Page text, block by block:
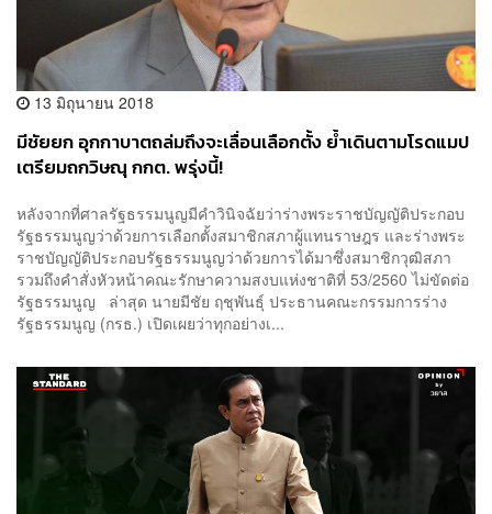
13 มิถุนายน 2018
มีชัยยก อุกกาบาตถล่มถึงจะเลื่อนเลือกตั้ง ย้ำเดินตามโรดแมป
เตรียมถกวิษณุ กกต. พรุ่งนี้!
หลังจากที่ศาลรัฐธรรมนูญมีคำวินิจฉัยว่าร่างพระราชบัญญัติประกอบ
รัฐธรรมนูญว่าด้วยการเลือกตั้งสมาชิกสภาผู้แทนราษฎร และร่างพระ
ราชบัญญัติประกอบรัฐธรรมนูญว่าด้วยการได้มาซึ่งสมาชิกวุฒิสภา
รวมถึงคำสั่งหัวหน้าคณะรักษาความสงบแห่งชาติที่ 53/2560 ไม่ขัดต่อ
รัฐธรรมนูญ ล่าสุด นายมีชัย ฤชุพันธุ์ ประธานคณะกรรมการร่าง
รัฐธรรมนูญ (กรธ.) เปิดเผยว่าทุกอย่างเ...